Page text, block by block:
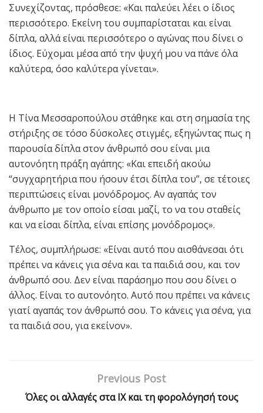
Συνεχίζοντας, πρόσθεσε: «Και παλεύει λέει ο ίδιος
περισσότερο. Εκείνη του συμπαρίσταται και είναι
δίπλα, αλλά είναι περισσότερο ο αγώνας που δίνει ο
ίδιος. Εύχομαι μέσα από την ψυχή μου να πάνε όλα
καλύτερα, όσο καλύτερα γίνεται».
Η Τίνα Μεσσαροπούλου στάθηκε και στη σημασία της
στήριξης σε τόσο δύσκολες στιγμές, εξηγώντας πως η
παρουσία δίπλα στον άνθρωπό σου είναι μια
αυτονόητη πράξη αγάπης: «Και επειδή ακούω
“συγχαρητήρια που ήσουν έτσι δίπλα του”, σε τέτοιες
περιπτώσεις είναι μονόδρομος. Αν αγαπάς τον
άνθρωπο με τον οποίο είσαι μαζί, το να του σταθείς
και να είσαι δίπλα, είναι επίσης μονόδρομος».
Τέλος, συμπλήρωσε: «Είναι αυτό που αισθάνεσαι ότι
πρέπει να κάνεις για σένα και τα παιδιά σου, και τον
άνθρωπό σου. Δεν είναι παράσημο που σου δίνει ο
άλλος. Είναι το αυτονόητο. Αυτό που πρέπει να κάνεις
γιατί αγαπάς τον άνθρωπό σου. Το κάνεις για σένα, για
τα παιδιά σου, για εκείνον».
Previous Post
Όλες οι αλλαγές στα ΙΧ και τη φορολόγησή τους